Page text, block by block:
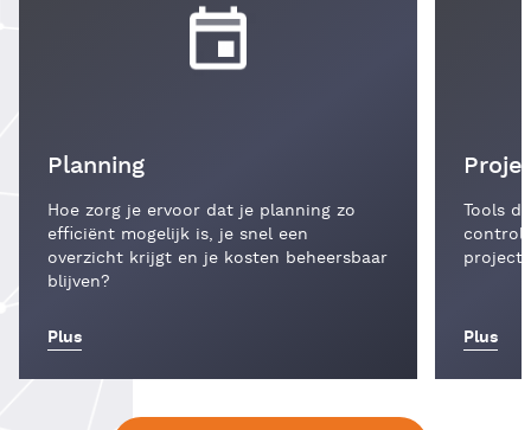
Planning
Hoe zorg je ervoor dat je planning zo
efficiënt mogelijk is, je snel een
overzicht krijgt en je kosten beheersbaar
blijven?
Plus
Tools
Plus